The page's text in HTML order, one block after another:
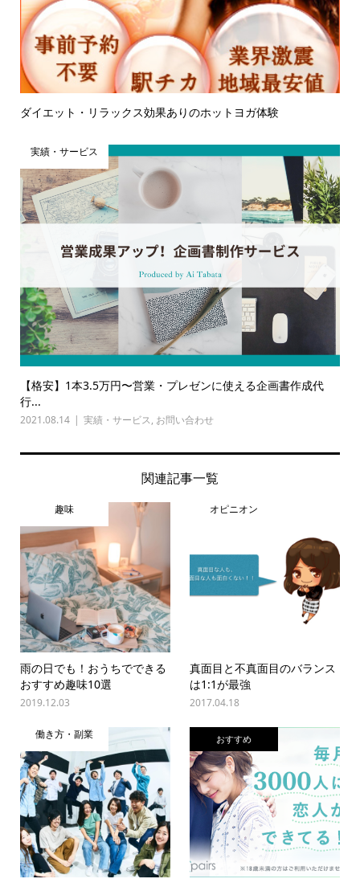
ダイエット・リラックス効果ありのホットヨガ体験
実績・サービス
【格安】1本3.5万円〜営業・プレゼンに使える企画書作成代
行...
2021.08.14 実績・サービス, お問い合わせ
関連記事一覧
趣味
雨の日でも！おうちでできる
おすすめ趣味10選
2019.12.03
オピニオン
真面目と不真面目のバランス
は1:1が最強
2017.04.18
働き方・副業 おすすめ